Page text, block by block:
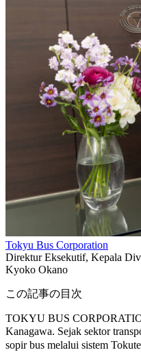
Tokyu Bus Corporation
Direktur Eksekutif, Kepala
Kyoko Okano
この記事の目次
TOKYU BUS
Kanagawa. Sejak sektor
sopir bus melalui sistem